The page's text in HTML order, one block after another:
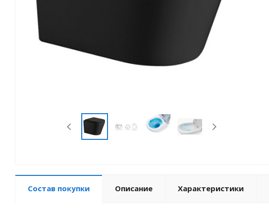
Состав покупки Описание Характеристики